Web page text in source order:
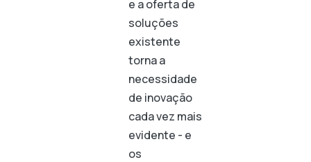
e a oferta de
soluções
existente
torna a
necessidade
de inovação
cada vez mais
evidente - e
os